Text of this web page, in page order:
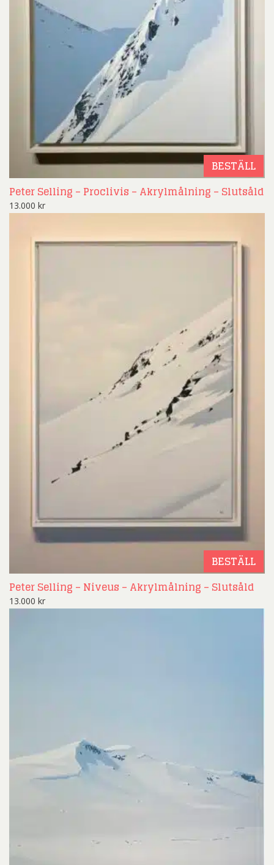
BESTÄLL
Peter Selling – Proclivis – Akrylmålning – Slutsåld
13.000 kr
BESTÄLL
Peter Selling – Niveus – Akrylmålning – Slutsåld
13.000 kr